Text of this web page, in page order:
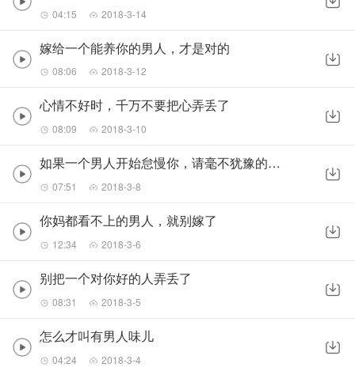
04:15 2018-3-14
嫁给一个能养你的男人，才是对的
08:06 2018-3-12
心情不好时，千万不要把心弄丢了
08:09 2018-3-10
如果一个男人开始怠慢你，请毫不犹豫的离开他
07:51 2018-3-8
你妈都看不上的男人，就别嫁了
12:34 2018-3-6
别把一个对你好的人弄丢了
08:31 2018-3-5
怎么才叫有男人味儿
04:24 2018-3-4